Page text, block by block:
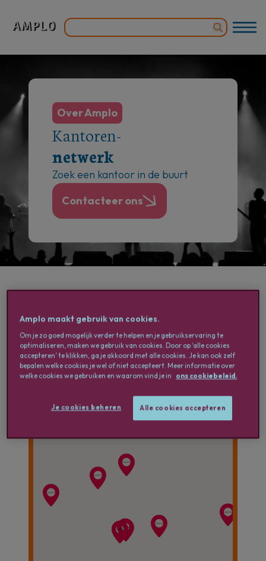
Over Amplo
Kantoren-
netwerk
Zoek een kantoor in de buurt
Contacteer ons
met meer dan tien kantoren.
Wil je een specifiek kantoor
contacteren? Hieronder vind je al onze
contactgegevens.
Amplo maakt gebruik van cookies.
Om je zo goed mogelijk verder te helpen en je gebruikservaring te
optimaliseren, maken we gebruik van cookies. Door op ‘alle cookies
accepteren’ te klikken, ga je akkoord met alle cookies. Je kan ook zelf
bepalen welke cookies je wel of niet accepteert. Meer informatie over
welke cookies we gebruiken en waarom vind je in
ons cookiebeleid.
Je cookies beheren Alle cookies accepteren